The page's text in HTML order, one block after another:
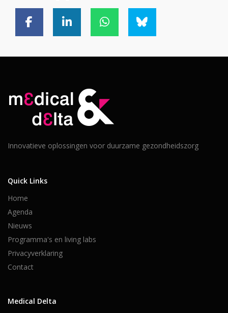
Innovatieve oplossingen voor duurzame gezondheidszorg
Quick Links
Home
Agenda
Nieuws
Programma's en living labs
Privacyverklaring
Contact
Medical Delta